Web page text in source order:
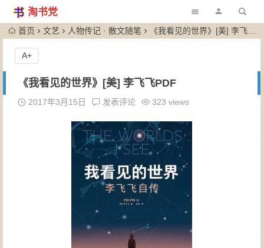
淘书党
首页 文艺 人物传记 · 散文随笔 《我看见的世界》[美] 李飞飞PDF
《我看见的世界》[美] 李飞飞PDF
2017年3月15日 发表评论 323 views
A+